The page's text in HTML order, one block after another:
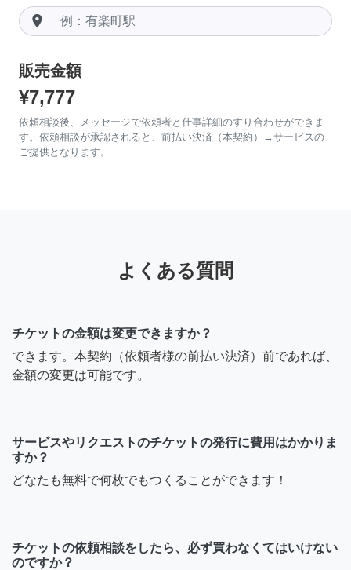
room
販売金額
¥7,777
依頼相談後、メッセージで依頼者と仕事詳細のすり合わせができま
す。依頼相談が承認されると、前払い決済（本契約）→サービスの
ご提供となります。
よくある質問
チケットの金額は変更できますか？
できます。本契約（依頼者様の前払い決済）前であれば、
金額の変更は可能です。
サービスやリクエストのチケットの発行に費用はかかりま
すか？
どなたも無料で何枚でもつくることができます！
チケットの依頼相談をしたら、必ず買わなくてはいけない
のですか？